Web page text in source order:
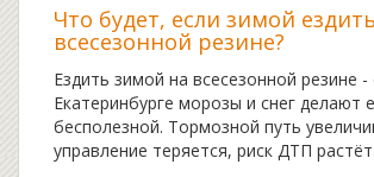
Что будет, если зимой
всесезонной резине?
Ездить зимой на всесезонной резине
Екатеринбурге морозы и снег делают
бесполезной. Тормозной путь
управление теряется, риск ДТП